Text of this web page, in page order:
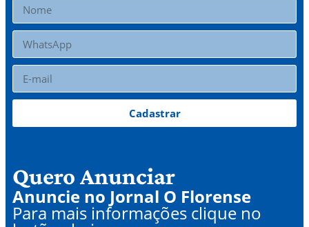
Cadastrar
Quero Anunciar
Anuncie no Jornal O Florense
Para mais informações clique no